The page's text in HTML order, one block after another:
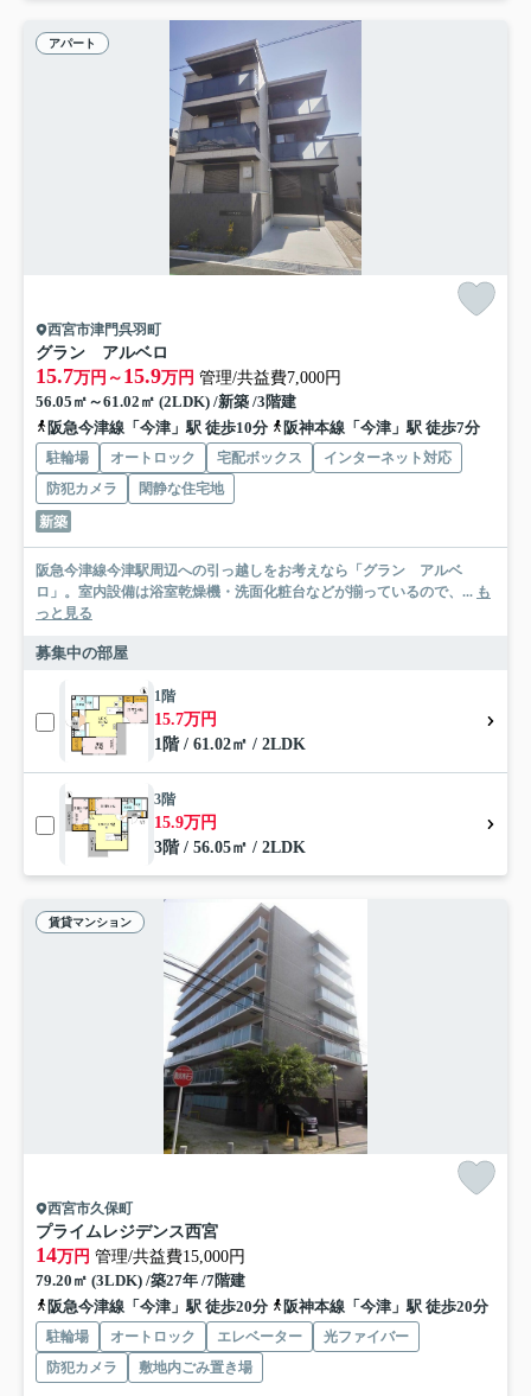
アパート
西宮市津門呉羽町
グラン アルベロ
15.7万円～ 15.9万円 管理/共益費7,000円
56.05㎡～61.02㎡ (2LDK) /新築 /3階建
阪急今津線「今津」駅 徒歩10分
阪神本線「今津」駅 徒歩7分
駐輪場 オートロック 宅配ボックス
インターネット対応
防犯カメラ
閑静な住宅地
新築
阪急今津線今津駅周辺への引っ越しをお考えなら「グラン アルベ
ロ」。室内設備は浴室乾燥機・洗面化粧台などが揃っているので、... も
っと見る
募集中の部屋
1階
15.7万円
1階 / 61.02㎡ / 2LDK
3階
15.9万円
3階 / 56.05㎡ / 2LDK
賃貸マンション
西宮市久保町
プライムレジデンス西宮
14万円 管理/共益費15,000円
79.20㎡ (3LDK) /築27年 /7階建
阪急今津線「今津」駅 徒歩20分
阪神本線「今津」駅 徒歩20分
駐輪場 オートロック エレベーター
光ファイバー
防犯カメラ
敷地内ごみ置き場